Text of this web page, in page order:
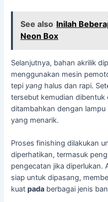
See also Inilah
Neon Box
Selanjutnya, bahan akrilik
menggunakan mesin
tepi yang halus dan rapi.
tersebut kemudian dibentuk
ditambahkan dengan lampu
yang menarik.
Proses finishing dilakukan
diperhatikan, termasuk
pengecatan jika diperlukan.
siap untuk dipasang,
kuatpada berbagai jenis